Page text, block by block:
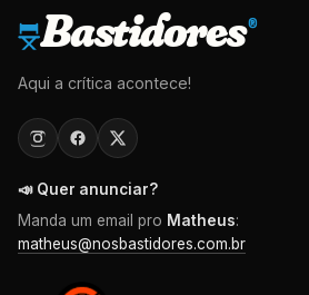
Bastidores®
Aqui a crítica acontece!
📣 Quer anunciar?
Manda um email pro Matheus:
matheus@nosbastidores.com.br